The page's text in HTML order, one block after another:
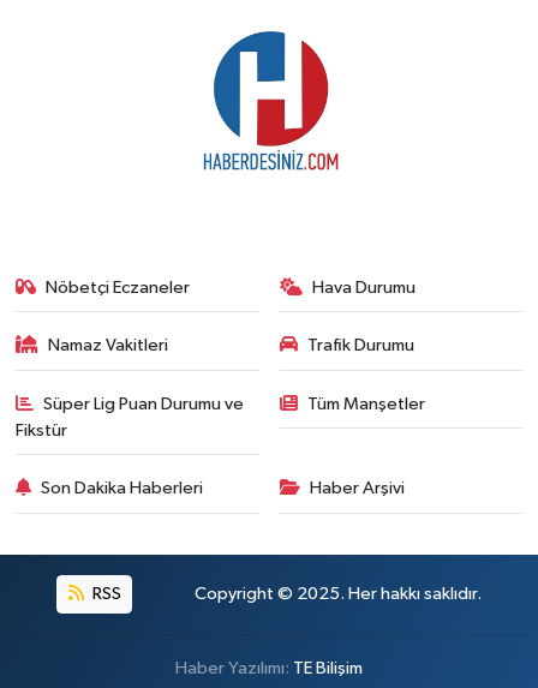
Nöbetçi Eczaneler Hava Durumu
Namaz Vakitleri Trafik Durumu
Süper Lig Puan Durumu ve
Fikstür
Tüm Manşetler
Son Dakika Haberleri Haber Arşivi
RSS Copyright © 2025. Her hakkı saklıdır.
Haber Yazılımı: TE Bilişim